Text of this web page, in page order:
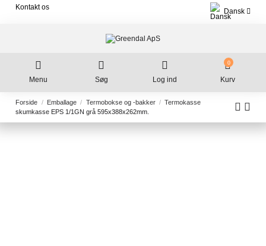
Kontakt os
Dansk
Menu Søg Log ind
0
Kurv
Forside Emballage Termobokse og -bakker
Termokasse
skumkasse EPS 1/1GN grå 595x388x262mm.